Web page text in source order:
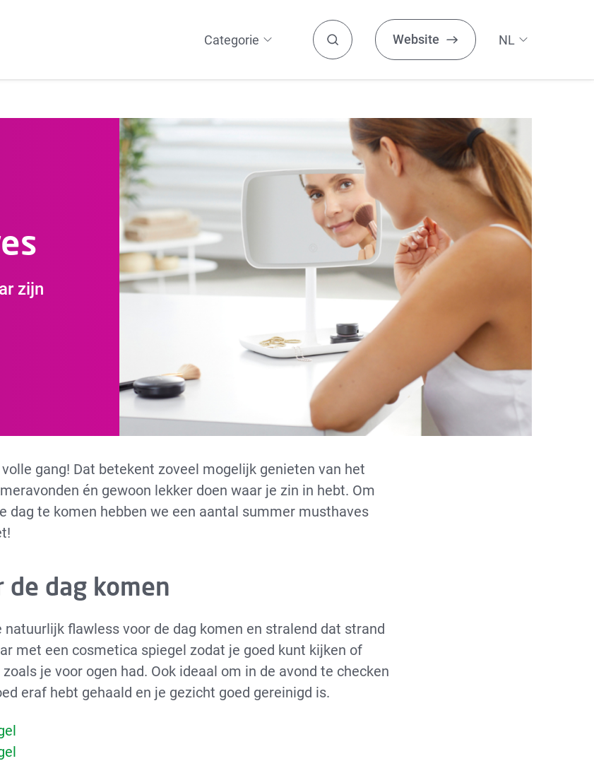
Categorie
WELLNESS HEALTHY HOME
Luchtvochtigheid
Website NL
EN
ES
Zoeken
zijn
gang! Dat betekent zoveel mogelijk genieten van het
én gewoon lekker doen waar je zin in hebt. Om
dag te komen hebben we een aantal summer musthaves
de dag komen
flawless voor de dag komen en stralend dat strand
met een cosmetica spiegel zodat je goed kunt kijken of
je voor ogen had. Ook ideaal om in de avond te checken
eraf hebt gehaald en je gezicht goed gereinigd is.